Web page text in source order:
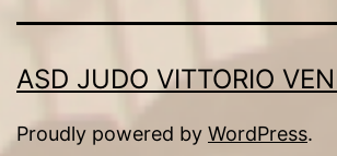
ASD JUDO VITTORIO
Proudly powered by WordPress.